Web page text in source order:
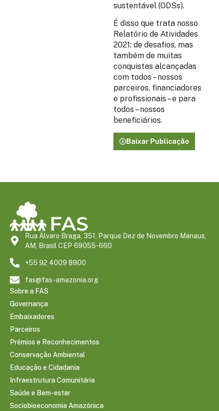
sustentável (ODSs).
É disso que trata nosso
Relatório de Atividades
2021: de desafios, mas
também de muitas
conquistas alcançadas
com todos – nossos
parceiros, financiadores
e profissionais – e para
todos – nossos
beneficiários.
Baixar Publicação
Rua Álvaro Braga, 351, Parque Dez de Novembro Manaus,
AM, Brasil CEP 69055-660
+55 92 4009 8900
fas@fas-amazonia.org
Sobre a FAS
Governança
Embaixadores
Parceiros
Prêmios e Reconhecimentos
Conservação Ambiental
Educação e Cidadania
Infraestrutura Comunitária
Saúde e Bem-estar
Sociobioeconomia Amazônica